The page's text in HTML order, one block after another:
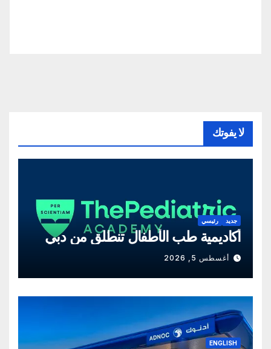
لا يفوتك
جديد رئيسي
أكاديمية طب الأطفال تنطلق من دبي
أغسطس 5, 2026
ENGLISH